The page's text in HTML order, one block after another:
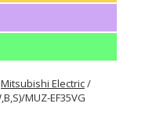
Mitsubishi Electric/
MUZ-EF35VG